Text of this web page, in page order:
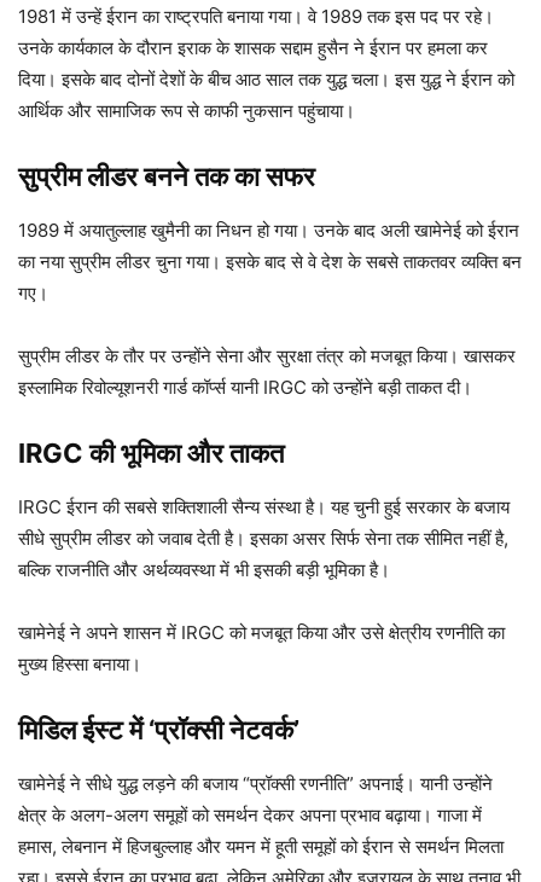
1981 में उन्हें ईरान का राष्ट्रपति बनाया गया। वे 1989 तक इस पद पर रहे।
उनके कार्यकाल के दौरान इराक के शासक सद्दाम हुसैन ने ईरान पर हमला कर
दिया। इसके बाद दोनों देशों के बीच आठ साल तक युद्ध चला। इस युद्ध ने ईरान को
आर्थिक और सामाजिक रूप से काफी नुकसान पहुंचाया।
सुप्रीम लीडर बनने तक का सफर
1989 में अयातुल्लाह खुमैनी का निधन हो गया। उनके बाद अली खामेनेई को ईरान
का नया सुप्रीम लीडर चुना गया। इसके बाद से वे देश के सबसे ताकतवर व्यक्ति बन
गए।
सुप्रीम लीडर के तौर पर उन्होंने सेना और सुरक्षा तंत्र को मजबूत किया। खासकर
इस्लामिक रिवोल्यूशनरी गार्ड कॉर्प्स यानी IRGC को उन्होंने बड़ी ताकत दी।
IRGC की भूमिका और ताकत
IRGC ईरान की सबसे शक्तिशाली सैन्य संस्था है। यह चुनी हुई सरकार के बजाय
सीधे सुप्रीम लीडर को जवाब देती है। इसका असर सिर्फ सेना तक सीमित नहीं है,
बल्कि राजनीति और अर्थव्यवस्था में भी इसकी बड़ी भूमिका है।
खामेनेई ने अपने शासन में IRGC को मजबूत किया और उसे क्षेत्रीय रणनीति का
मुख्य हिस्सा बनाया।
मिडिल ईस्ट में ‘प्रॉक्सी नेटवर्क’
खामेनेई ने सीधे युद्ध लड़ने की बजाय “प्रॉक्सी रणनीति” अपनाई। यानी उन्होंने
क्षेत्र के अलग-अलग समूहों को समर्थन देकर अपना प्रभाव बढ़ाया। गाजा में
हमास, लेबनान में हिजबुल्लाह और यमन में हूती समूहों को ईरान से समर्थन मिलता
रहा। इससे ईरान का प्रभाव बढ़ा, लेकिन अमेरिका और इजरायल के साथ तनाव भी